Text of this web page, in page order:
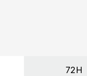
72H